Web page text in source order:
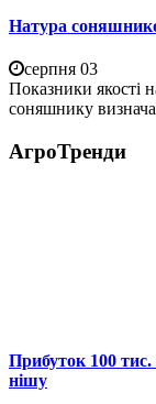
Натура
серпня 03
Показники якості
соняшнику
АгроТренди
Прибуток 100
нішу